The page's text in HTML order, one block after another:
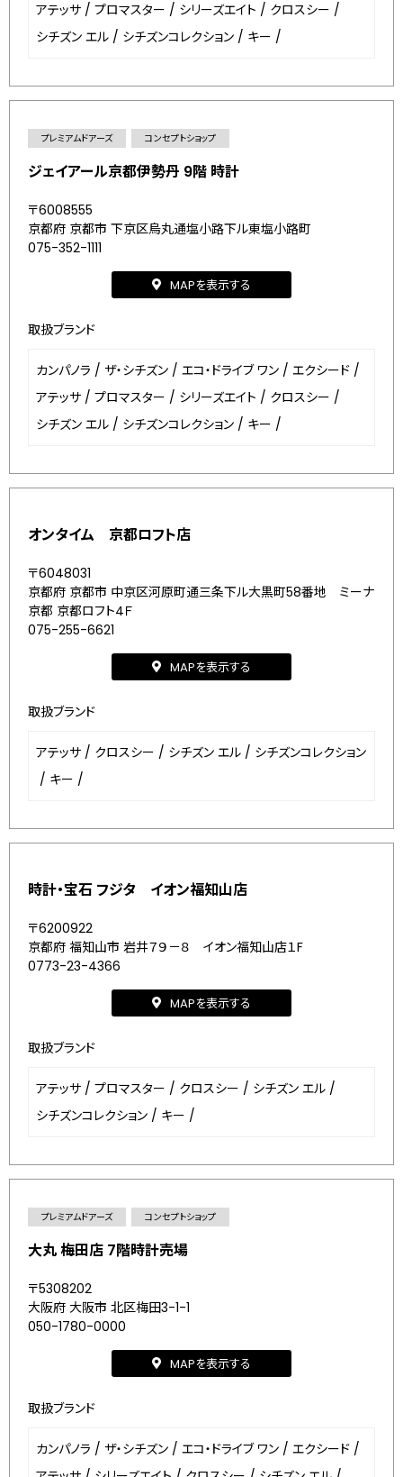
アテッサ / プロマスター / シリーズエイト / クロスシー /
シチズン エル / シチズンコレクション / キー /
プレミアムドアーズ コンセプトショップ
ジェイアール京都伊勢丹 9階 時計
〒6008555
京都府 京都市 下京区烏丸通塩小路下ル東塩小路町
075-352-1111
MAPを表示する
取扱ブランド
カンパノラ / ザ・シチズン / エコ・ドライブ ワン / エクシード /
アテッサ / プロマスター / シリーズエイト / クロスシー /
シチズン エル / シチズンコレクション / キー /
オンタイム 京都ロフト店
〒6048031
京都府 京都市 中京区河原町通三条下ル大黒町58番地 ミーナ
京都 京都ロフト4Ｆ
075-255-6621
MAPを表示する
取扱ブランド
アテッサ / クロスシー / シチズン エル / シチズンコレクション
/ キー /
時計・宝石 フジタ イオン福知山店
〒6200922
京都府 福知山市 岩井７９－８ イオン福知山店１F
0773-23-4366
MAPを表示する
取扱ブランド
アテッサ / プロマスター / クロスシー / シチズン エル /
シチズンコレクション / キー /
プレミアムドアーズ コンセプトショップ
大丸 梅田店 7階時計売場
〒5308202
大阪府 大阪市 北区梅田3-1-1
050-1780-0000
MAPを表示する
取扱ブランド
カンパノラ / ザ・シチズン / エコ・ドライブ ワン / エクシード /